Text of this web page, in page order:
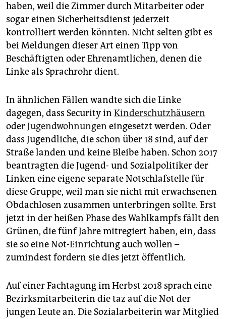
haben, weil die Zimmer durch Mitarbeiter oder
sogar einen Sicherheitsdienst jederzeit
kontrolliert werden könnten. Nicht selten gibt es
bei Meldungen dieser Art einen Tipp von
Beschäftigten oder Ehrenamtlichen, denen die
Linke als Sprachrohr dient.
In ähnlichen Fällen wandte sich die Linke
dagegen, dass Security in Kinderschutzhäusern
oderJugendwohnungen eingesetzt werden. Oder
dass Jugendliche, die schon über 18 sind, auf der
Straße landen und keine Bleibe haben. Schon 2017
beantragten die Jugend- und Sozialpolitiker der
Linken eine eigene separate Notschlafstelle für
diese Gruppe, weil man sie nicht mit erwachsenen
Obdachlosen zusammen unterbringen sollte. Erst
jetzt in der heißen Phase des Wahlkampfs fällt den
Grünen, die fünf Jahre mitregiert haben, ein, dass
sie so eine Not-Einrichtung auch wollen –
zumindest fordern sie dies jetzt öffentlich.
Auf einer Fachtagung im Herbst 2018 sprach eine
Bezirksmitarbeiterin die taz auf die Not der
jungen Leute an. Die Sozialarbeiterin war Mitglied